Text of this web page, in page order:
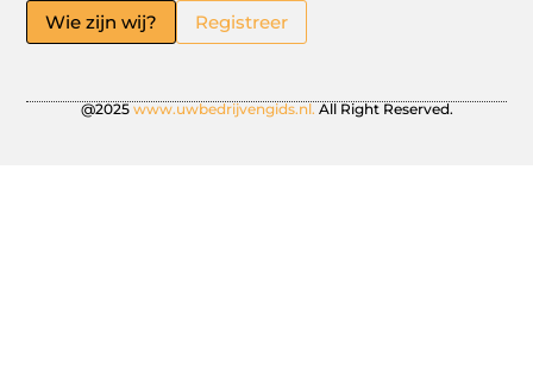
Wie zijn wij? Registreer
@2025 www.uwbedrijvengids.nl. All Right Reserved.